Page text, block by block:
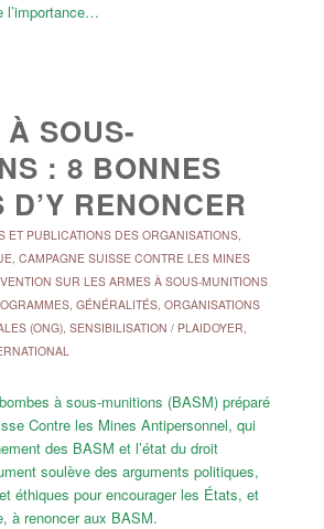
l’importance…
SOUS-
: 8 BONNES
D’Y RENONCER
ET PUBLICATIONS DES ORGANISATIONS,
, CAMPAGNE SUISSE CONTRE LES MINES
SUR LES ARMES À SOUS-MUNITIONS
, GÉNÉRALITÉS, ORGANISATIONS
(ONG), SENSIBILISATION / PLAIDOYER,
à sous-munitions (BASM) préparé
Contre les Mines Antipersonnel, qui
des BASM et l’état du droit
soulève des arguments politiques,
éthiques pour encourager les États, et
à renoncer aux BASM.